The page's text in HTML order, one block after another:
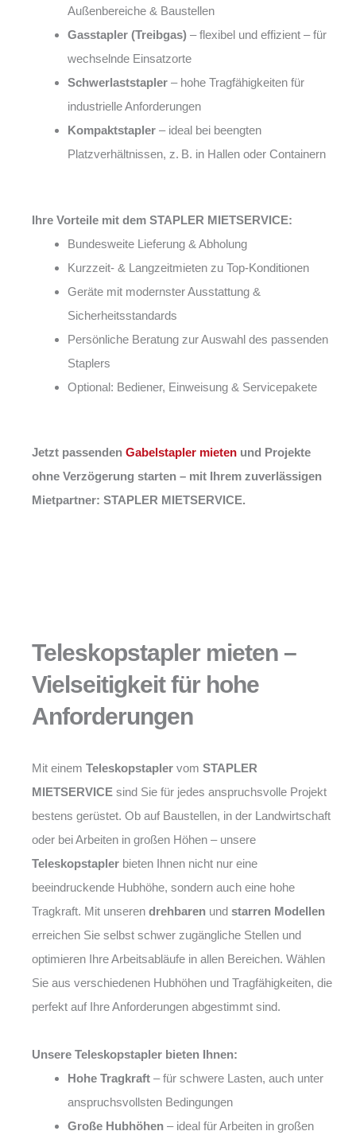
Außenbereiche & Baustellen
Gasstapler (Treibgas) – flexibel und effizient – für
wechselnde Einsatzorte
Schwerlaststapler – hohe Tragfähigkeiten für
industrielle Anforderungen
Kompaktstapler – ideal bei beengten
Platzverhältnissen, z. B. in Hallen oder Containern
Ihre Vorteile mit dem STAPLER MIETSERVICE:
Bundesweite Lieferung & Abholung
Kurzzeit- & Langzeitmieten zu Top-Konditionen
Geräte mit modernster Ausstattung &
Sicherheitsstandards
Persönliche Beratung zur Auswahl des passenden
Staplers
Optional: Bediener, Einweisung & Servicepakete
Jetzt passenden Gabelstapler mieten und Projekte
ohne Verzögerung starten – mit Ihrem zuverlässigen
Mietpartner: STAPLER MIETSERVICE.
Teleskopstapler mieten –
Vielseitigkeit für hohe
Anforderungen
Mit einem Teleskopstapler vom STAPLER
MIETSERVICE sind Sie für jedes anspruchsvolle Projekt
bestens gerüstet. Ob auf Baustellen, in der Landwirtschaft
oder bei Arbeiten in großen Höhen – unsere
Teleskopstapler bieten Ihnen nicht nur eine
beeindruckende Hubhöhe, sondern auch eine hohe
Tragkraft. Mit unseren drehbaren und starren Modellen
erreichen Sie selbst schwer zugängliche Stellen und
optimieren Ihre Arbeitsabläufe in allen Bereichen. Wählen
Sie aus verschiedenen Hubhöhen und Tragfähigkeiten, die
perfekt auf Ihre Anforderungen abgestimmt sind.
Unsere Teleskopstapler bieten Ihnen:
Hohe Tragkraft – für schwere Lasten, auch unter
anspruchsvollsten Bedingungen
Große Hubhöhen – ideal für Arbeiten in großen